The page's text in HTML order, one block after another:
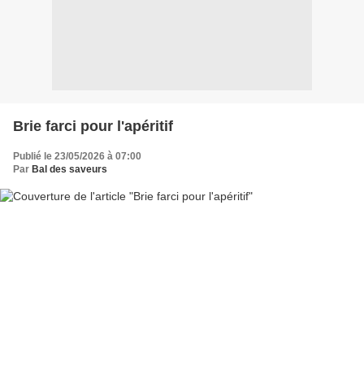
Brie farci pour l'apéritif
Publié le 23/05/2026 à 07:00
Par Bal des saveurs